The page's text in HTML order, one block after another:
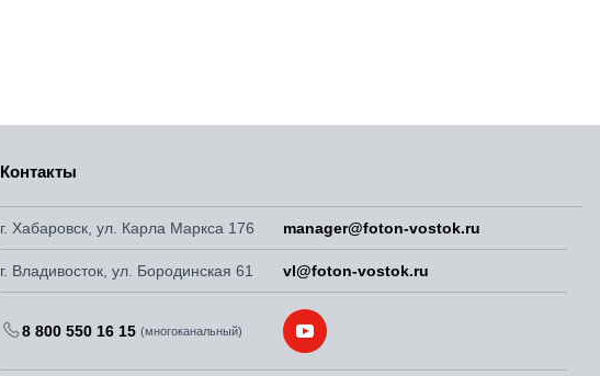
Контакты
г. Хабаровск, ул. Карла Маркса 176 manager@foton-vostok.ru
г. Владивосток, ул. Бородинская 61 vl@foton-vostok.ru
8 800 550 16 15 (многоканальный)